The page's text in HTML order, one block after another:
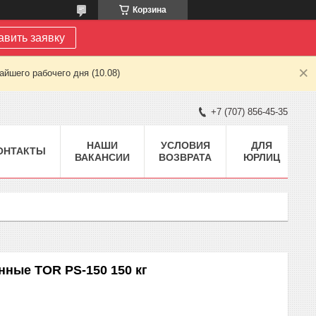
Корзина
заявку
рабочего дня (10.08)
+7 (707) 856-45-35
НАШИ
ВАКАНСИИ
УСЛОВИЯ
ВОЗВРАТА
ДЛЯ
ЮРЛИЦ
TOR PS-150 150 кг